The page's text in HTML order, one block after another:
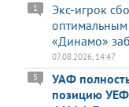
Экс-игрок
«Динамо»
1
07.08.2026, 14:47
УАФ
позицию
5